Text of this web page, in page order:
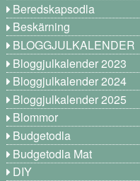
Beredskapsodla
Beskärning
BLOGGJULKALENDER
Bloggjulkalender 2023
Bloggjulkalender 2024
Bloggjulkalender 2025
Blommor
Budgetodla
Budgetodla Mat
DIY